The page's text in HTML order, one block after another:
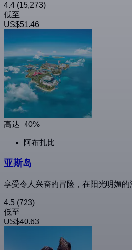
4.4 (15,273)
低至
US$51.46
高达 -40%
阿布扎比
亚斯岛
享受令人兴奋的冒险，在阳光明媚
4.5 (723)
低至
US$40.63